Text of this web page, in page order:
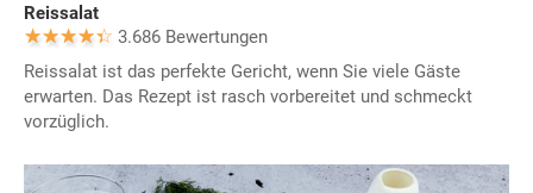
Reissalat
3.686 Bewertungen
Reissalat ist das perfekte Gericht, wenn Sie viele Gäste
erwarten. Das Rezept ist rasch vorbereitet und schmeckt
vorzüglich.